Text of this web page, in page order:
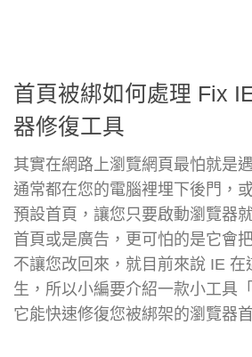
首頁被綁如何處理 Fix
器修復工具
其實在網路上瀏覽網頁最怕就是
通常都在您的電腦裡埋下後門，
預設首頁，讓您只要啟動瀏覽器
首頁或是廣告，更可怕的是它會
不讓您改回來，就目前來說 IE 在
生，所以小編要介紹一款小工具
它能快速修復您被綁架的瀏覽器